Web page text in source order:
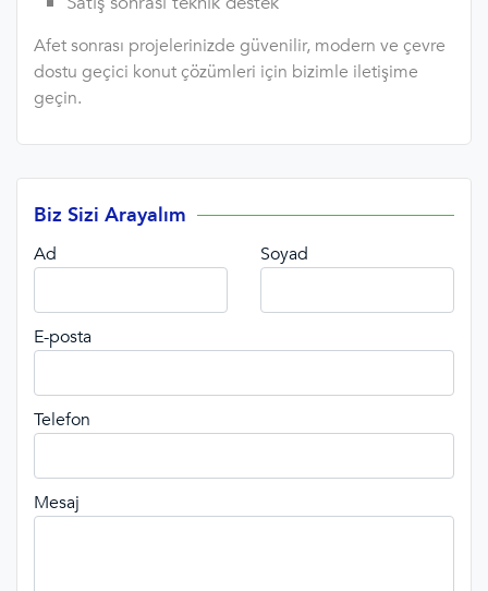
Afet sonrası projelerinizde güvenilir, modern ve çevre
dostu geçici konut çözümleri için bizimle iletişime
geçin.
Biz Sizi Arayalım
Ad Soyad
E-posta
Telefon
Mesaj